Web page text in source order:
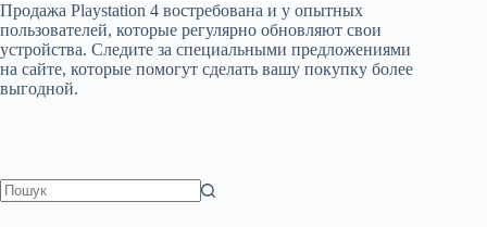
Продажа Playstation 4 востребована и у опытных
пользователей, которые регулярно обновляют свои
устройства. Следите за специальными предложениями
на сайте, которые помогут сделать вашу покупку более
выгодной.